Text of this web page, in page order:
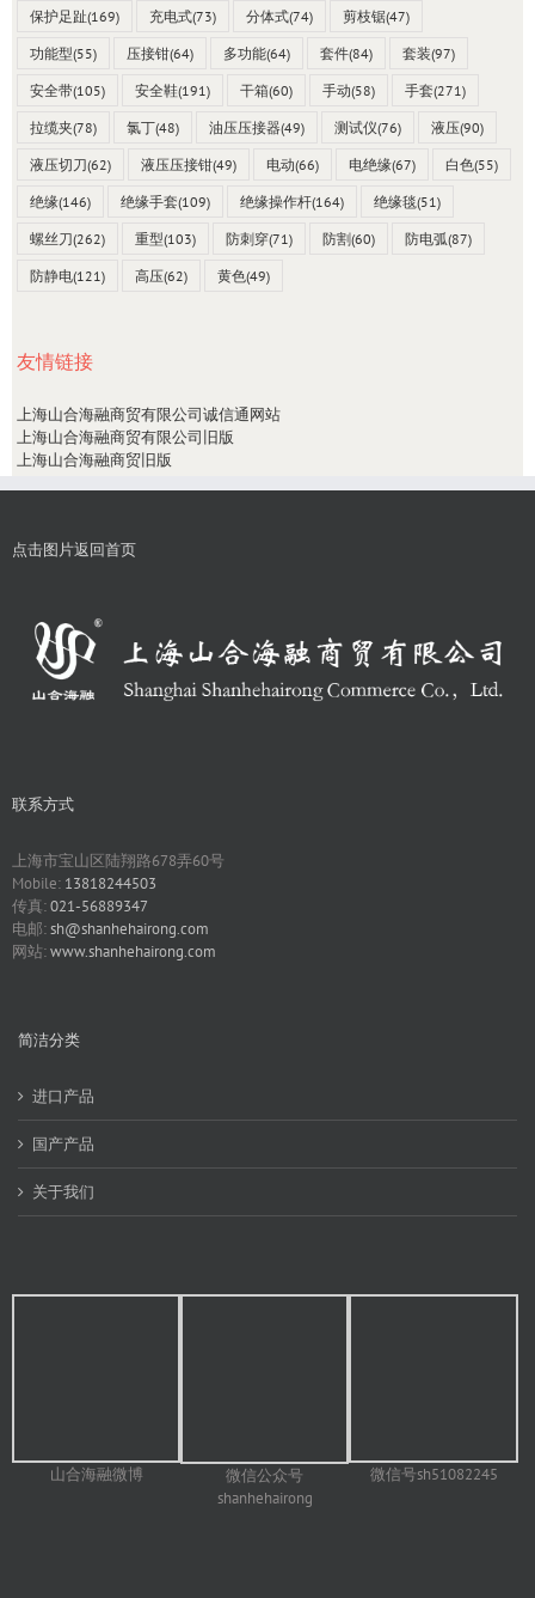
保护足趾(169) 充电式(73) 分体式(74) 剪枝锯(47)
功能型(55) 压接钳(64) 多功能(64) 套件(84) 套装(97)
安全带(105) 安全鞋(191) 干箱(60) 手动(58) 手套(271)
拉缆夹(78) 氯丁(48) 油压压接器(49) 测试仪(76) 液压(90)
液压切刀(62) 液压压接钳(49) 电动(66) 电绝缘(67) 白色(55)
绝缘(146) 绝缘手套(109) 绝缘操作杆(164) 绝缘毯(51)
螺丝刀(262) 重型(103) 防刺穿(71) 防割(60) 防电弧(87)
防静电(121) 高压(62) 黄色(49)
友情链接
上海山合海融商贸有限公司诚信通网站
上海山合海融商贸有限公司旧版
上海山合海融商贸旧版
点击图片返回首页
联系方式
上海市宝山区陆翔路678弄60号
Mobile: 13818244503
传真:021-56889347
电邮:sh@shanhehairong.com
网站:www.shanhehairong.com
简洁分类
进口产品
国产产品
关于我们
山合海融微博
微信公众号
shanhehairong
微信号sh51082245